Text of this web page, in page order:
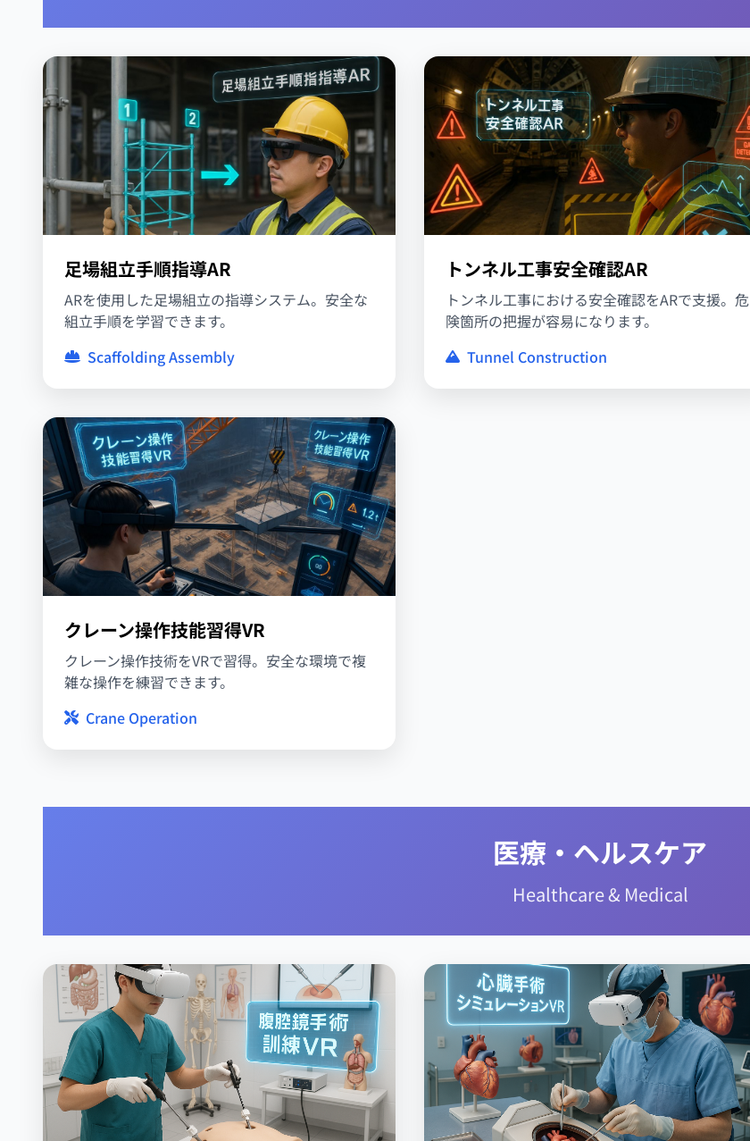
足場組立手順指導AR
ARを使用した足場組立の指導システム。安全な
組立手順を学習できます。
Scaffolding Assembly
トンネル工事安全確認AR
トンネル工事における安全確認をARで支援。危
険箇所の把握が容易になります。
Tunnel Construction
クレーン操作技能習得VR
クレーン操作技術をVRで習得。安全な環境で複
雑な操作を練習できます。
Crane Operation
医療・ヘルスケア
Healthcare & Medical